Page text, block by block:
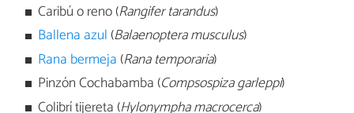
Caribú o reno (Rangifer tarandus)
Ballena azul (Balaenoptera musculus)
Rana bermeja (Rana temporaria)
Pinzón Cochabamba (Compsospiza garleppi)
Colibrí tijereta (Hylonympha macrocerca)